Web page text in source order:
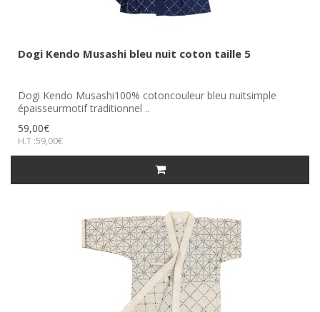
Dogi Kendo Musashi bleu nuit coton taille 5
Dogi Kendo Musashi100% cotoncouleur bleu nuitsimple
épaisseurmotif traditionnel ..
59,00€
H.T :59,00€